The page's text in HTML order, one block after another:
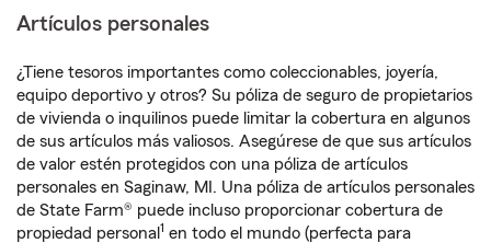
Artículos personales
¿Tiene tesoros importantes como coleccionables, joyería,
equipo deportivo y otros? Su póliza de seguro de propietarios
de vivienda o inquilinos puede limitar la cobertura en algunos
de sus artículos más valiosos. Asegúrese de que sus artículos
de valor estén protegidos con una póliza de artículos
personales en Saginaw, MI. Una póliza de artículos personales
de State Farm® puede incluso proporcionar cobertura de
propiedad personal 1 en todo el mundo (perfecta para